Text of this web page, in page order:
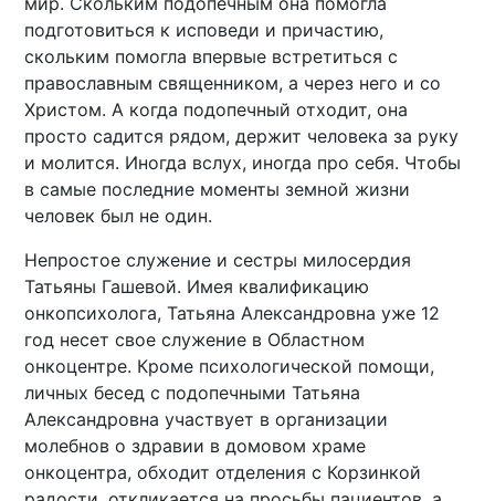
подготовиться к исповеди и причастию,
скольким помогла впервые встретиться с
православным священником, а через него и со
Христом. А когда подопечный отходит, она
просто садится рядом, держит человека за руку
и молится. Иногда вслух, иногда про себя. Чтобы
в самые последние моменты земной жизни
человек был не один.
Непростое служение и сестры милосердия
Татьяны Гашевой. Имея квалификацию
онкопсихолога, Татьяна Александровна уже 12
год несет свое служение в Областном
онкоцентре. Кроме психологической помощи,
личных бесед с подопечными Татьяна
Александровна участвует в организации
молебнов о здравии в домовом храме
онкоцентра, обходит отделения с Корзинкой